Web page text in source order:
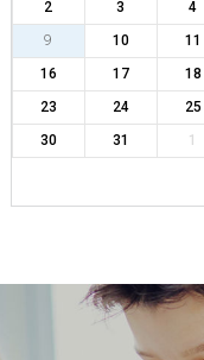
2
3 4
9
10 11
16
17 18
23
24 25
30
31 1